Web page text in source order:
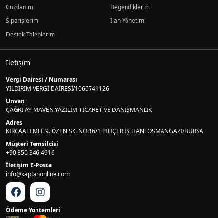
Cüzdanım
Beğendiklerim
Siparişlerim
İlan Yönetimi
Destek Taleplerim
İletişim
Vergi Dairesi / Numarası
YILDIRIM VERGİ DAİRESİ/1060741126
Unvan
ÇAĞRI AY MAVEN YAZILIM TİCARET VE DANIŞMANLIK
Adres
KIRCAALİ MH. 9. ÖZEN SK. NO:16/1 PİLİÇER İŞ HANI OSMANGAZİ/BURSA
Müşteri Temsilcisi
+90 850 346 4916
İletişim E-Posta
info@kaptanonline.com
Ödeme Yöntemleri